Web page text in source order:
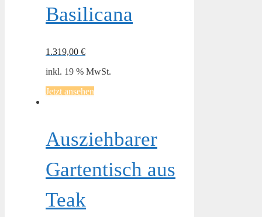
Basilicana
1.319,00 €
inkl. 19 % MwSt.
Jetzt ansehen
Ausziehbarer
Gartentisch aus
Teak